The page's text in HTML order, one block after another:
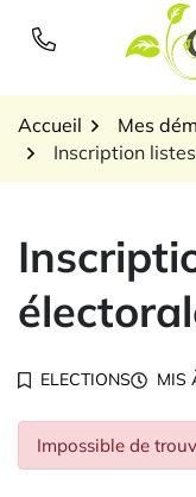
Accueil
Mes
Inscription
ELECTIONS MIS
Impossible de